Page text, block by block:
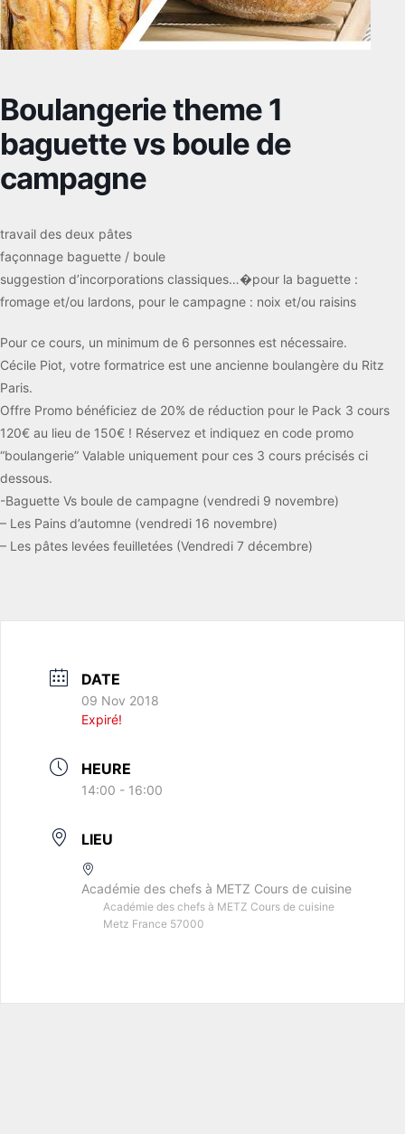
Boulangerie theme 1
baguette vs boule de
campagne
travail des deux pâtes
façonnage baguette / boule
suggestion d’incorporations classiques…�pour la baguette :
fromage et/ou lardons, pour le campagne : noix et/ou raisins
Pour ce cours, un minimum de 6 personnes est nécessaire.
Cécile Piot, votre formatrice est une ancienne boulangère du Ritz
Paris.
Offre Promo bénéficiez de 20% de réduction pour le Pack 3 cours
120€ au lieu de 150€ ! Réservez et indiquez en code promo
“boulangerie” Valable uniquement pour ces 3 cours précisés ci
dessous.
-Baguette Vs boule de campagne (vendredi 9 novembre)
– Les Pains d’automne (vendredi 16 novembre)
– Les pâtes levées feuilletées (Vendredi 7 décembre)
DATE
09 Nov 2018
Expiré!
HEURE
14:00 - 16:00
LIEU
Académie des chefs à METZ Cours de cuisine
Académie des chefs à METZ Cours de cuisine
Metz France 57000